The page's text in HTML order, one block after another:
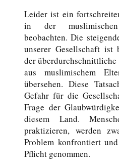
Leider ist ein
in der
beobachten. Die
unserer Gesellschaft ist
der
aus muslimischem
übersehen. Diese
Gefahr für die
Frage der
diesem Land.
praktizieren, werden
Problem konfrontiert
Pflicht genommen.